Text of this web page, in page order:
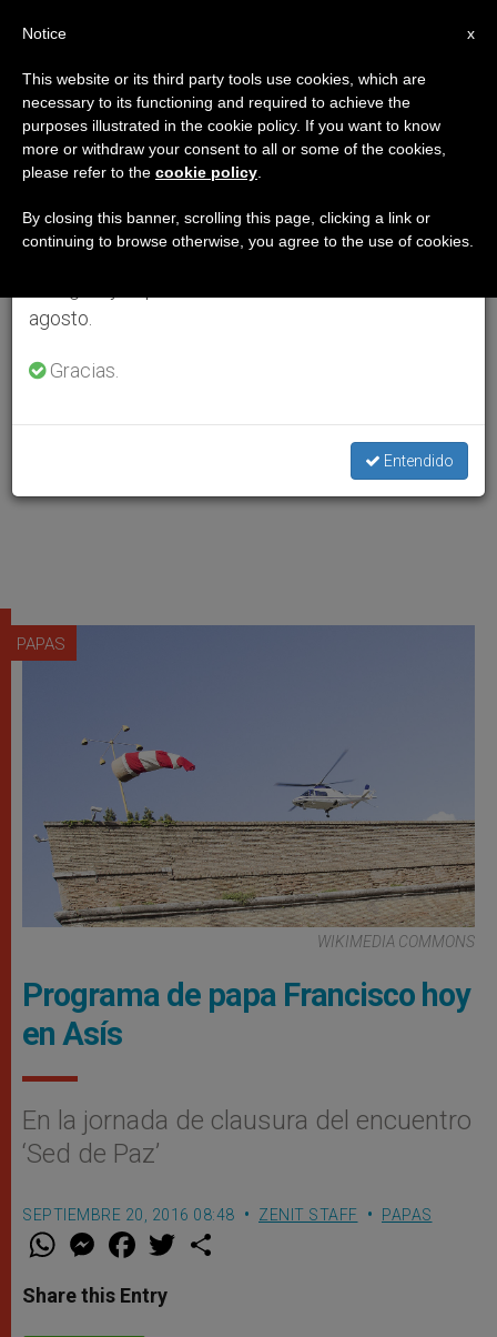
PAPAS
WIKIMEDIA COMMONS
Programa de papa Francisco hoy
en Asís
En la jornada de clausura del encuentro
‘Sed de Paz’
SEPTIEMBRE 20, 2016 08:48 ZENIT STAFF PAPAS
W
t
s
M
e
s
e
F
a
e
b
w
Share this Entry
×
Aviso importante
Del 27 de julio al 7 de agosto haremos la pausa
anual, aprovechando que en el periodo de verano
se generan menos informaciones y también el
agosto.
Gracias.
Entendido
x
Notice
This website or its third party tools use cookies, which are
necessary to its functioning and required to achieve the
purposes illustrated in the cookie policy. If you want to know
more or withdraw your consent to all or some of the cookies,
please refer to the cookie policy
By closing this banner, scrolling this page, clicking a link or
continuing to browse otherwise, you agree to the use of cookies.